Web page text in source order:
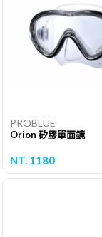
PROBLUE
Orion 矽膠單面鏡
NT. 1180